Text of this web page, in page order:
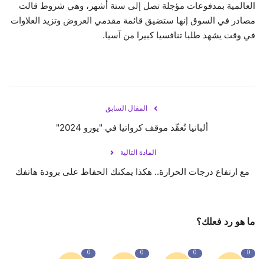
العالمية بمدفوعات مؤجلة تصل إلى ستة أشهر، وهي شروط قالت
مصادر في السوق إنها ستضيق قائمة مقدمي العروض وتزيد العلاوات
في وقت يشهد طلبا تنافسيا كبيرا من آسيا.
المقال السابق
ألبانيا تُعقّد موقف كرواتيا في "يورو 2024"
المادة التالية
مع ارتفاع درجات الحرارة.. هكذا يمكنك الحفاظ على برودة هاتفك
ما هو رد فعلك؟
0
0
0
0